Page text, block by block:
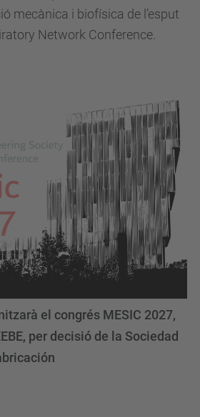
mecànica i biofísica de l’esput
Network Conference.
el congrés MESIC 2027,
per decisió de la Sociedad